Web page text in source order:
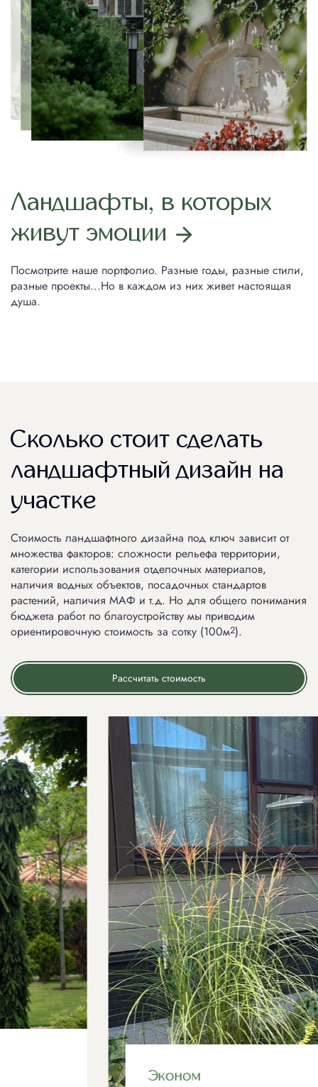
Ландшафты, в которых
живут эмоции
Посмотрите наше портфолио. Разные годы, разные стили,
разные проекты...Но в каждом из них живет настоящая
душа.
Сколько стоит сделать
ландшафтный дизайн на
участке
Стоимость ландшафтного дизайна под ключ зависит от
множества факторов: сложности рельефа территории,
категории использования отделочных материалов,
наличия водных объектов, посадочных стандартов
растений, наличия МАФ и т.д. Но для общего понимания
бюджета работ по благоустройству мы приводим
ориентировочную стоимость за сотку (100м2).
Рассчитать стоимость